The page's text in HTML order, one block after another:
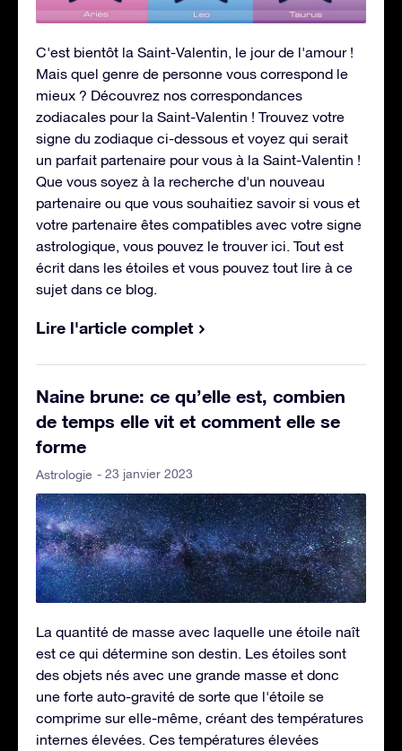
C'est bientôt la Saint-Valentin, le jour de l'amour !
Mais quel genre de personne vous correspond le
mieux ? Découvrez nos correspondances
zodiacales pour la Saint-Valentin ! Trouvez votre
signe du zodiaque ci-dessous et voyez qui serait
un parfait partenaire pour vous à la Saint-Valentin !
Que vous soyez à la recherche d'un nouveau
partenaire ou que vous souhaitiez savoir si vous et
votre partenaire êtes compatibles avec votre signe
astrologique, vous pouvez le trouver ici. Tout est
écrit dans les étoiles et vous pouvez tout lire à ce
sujet dans ce blog.
Lire l'article complet
Naine brune: ce qu’elle est, combien
de temps elle vit et comment elle se
forme
Astrologie - 23 janvier 2023
La quantité de masse avec laquelle une étoile naît
est ce qui détermine son destin. Les étoiles sont
des objets nés avec une grande masse et donc
une forte auto-gravité de sorte que l'étoile se
comprime sur elle-même, créant des températures
internes élevées. Ces températures élevées